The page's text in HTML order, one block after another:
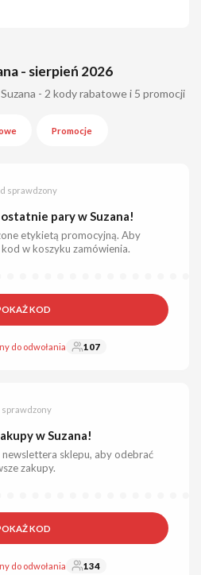
- sierpień 2026
- 2 kody rabatowe i 5 promocji
Promocje
sprawdzony
pary w Suzana!
etykietą promocyjną. Aby
w koszyku zamówienia.
KOD
do odwołania 107
sprawdzony
w Suzana!
newslettera sklepu, aby odebrać
zakupy.
KOD
do odwołania 134